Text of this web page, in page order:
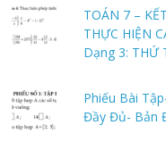
TOÁN 7 –
THỰC HIỆN
Dạng 3: THỨ
Phiếu Bài
Đầy Đủ- Bản